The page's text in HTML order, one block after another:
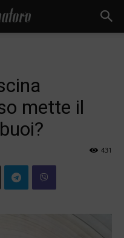
mette il
431